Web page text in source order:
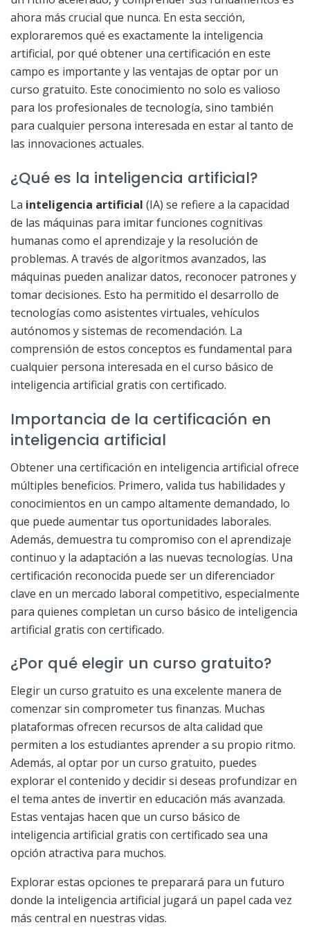
ahora más crucial que nunca. En esta sección,
exploraremos qué es exactamente la inteligencia
artificial, por qué obtener una certificación en este
campo es importante y las ventajas de optar por un
curso gratuito. Este conocimiento no solo es valioso
para los profesionales de tecnología, sino también
para cualquier persona interesada en estar al tanto de
las innovaciones actuales.
¿Qué es la inteligencia artificial?
La inteligencia artificial (IA) se refiere a la capacidad
de las máquinas para imitar funciones cognitivas
humanas como el aprendizaje y la resolución de
problemas. A través de algoritmos avanzados, las
máquinas pueden analizar datos, reconocer patrones y
tomar decisiones. Esto ha permitido el desarrollo de
tecnologías como asistentes virtuales, vehículos
autónomos y sistemas de recomendación. La
comprensión de estos conceptos es fundamental para
cualquier persona interesada en el curso básico de
inteligencia artificial gratis con certificado.
Importancia de la certificación en
inteligencia artificial
Obtener una certificación en inteligencia artificial ofrece
múltiples beneficios. Primero, valida tus habilidades y
conocimientos en un campo altamente demandado, lo
que puede aumentar tus oportunidades laborales.
Además, demuestra tu compromiso con el aprendizaje
continuo y la adaptación a las nuevas tecnologías. Una
certificación reconocida puede ser un diferenciador
clave en un mercado laboral competitivo, especialmente
para quienes completan un curso básico de inteligencia
artificial gratis con certificado.
¿Por qué elegir un curso gratuito?
Elegir un curso gratuito es una excelente manera de
comenzar sin comprometer tus finanzas. Muchas
plataformas ofrecen recursos de alta calidad que
permiten a los estudiantes aprender a su propio ritmo.
Además, al optar por un curso gratuito, puedes
explorar el contenido y decidir si deseas profundizar en
el tema antes de invertir en educación más avanzada.
Estas ventajas hacen que un curso básico de
inteligencia artificial gratis con certificado sea una
opción atractiva para muchos.
Explorar estas opciones te preparará para un futuro
donde la inteligencia artificial jugará un papel cada vez
más central en nuestras vidas.